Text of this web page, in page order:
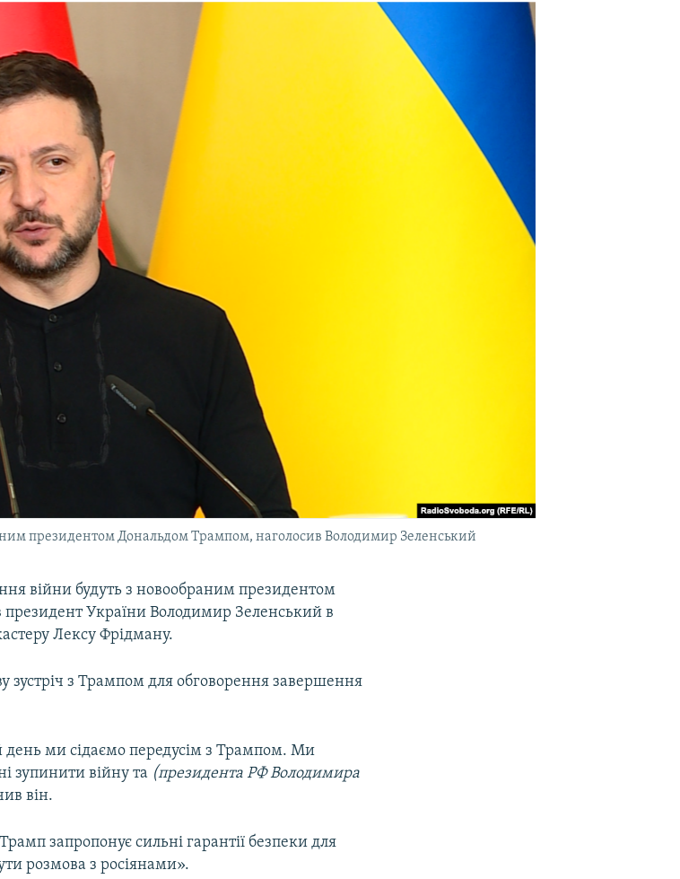
президентом Дональдом Трампом, наголосив Володимир Зеленський
війни будуть з новообраним президентом
України Володимир Зеленський в
Лексу Фрідману.
зустріч з Трампом для обговорення завершення
день ми сідаємо передусім з Трампом. Ми
зупинити війну та (президента РФ Володимира
він.
запропонує сильні гарантії безпеки для
розмова з росіянами».